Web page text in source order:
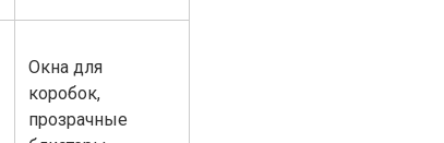
Окна для
коробок,
прозрачные